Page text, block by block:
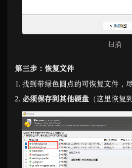
扫描
第三步：恢复文件
找到带绿色圆点的可恢复文件，
必须保存到其他硬盘 （这里恢复